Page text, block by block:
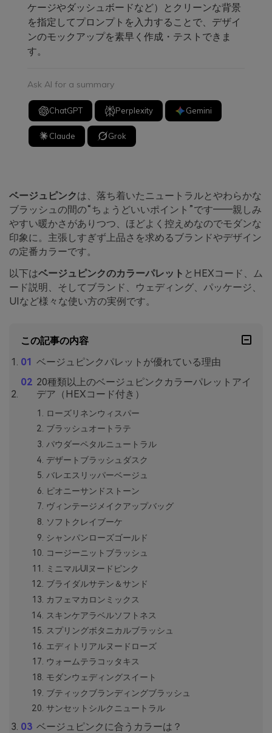
ケージやダッシュボードなど）とクリーンな背景
を指定してプロンプトを入力することで、デザイ
ンのモックアップを素早く作成・テストできま
す。
Ask AI for a summary
ChatGPT Perplexity Gemini
Claude Grok
ベージュピンクは、落ち着いたニュートラルとやわらかな
ブラッシュの間の“ちょうどいいポイント”です――親しみ
やすい暖かさがありつつ、ほどよく控えめなのでモダンな
印象に。主張しすぎず上品さを求めるブランドやデザイン
の定番カラーです。
以下はベージュピンクのカラーパレット とHEXコード、ム
ード説明、そしてブランド、ウェディング、パッケージ、
UIなど様々な使い方の実例です。
この記事の内容
ベージュピンクパレットが優れている理由
20種類以上のベージュピンクカラーパレットアイ
デア（HEXコード付き）
ローズリネンウィスパー
ブラッシュオートラテ
パウダーペタルニュートラル
デザートブラッシュダスク
バレエスリッパーベージュ
ピオニーサンドストーン
ヴィンテージメイクアップバッグ
ソフトクレイブーケ
シャンパンローズゴールド
コージーニットブラッシュ
ミニマルUIヌードピンク
ブライダルサテン＆サンド
カフェマカロンミックス
スキンケアラベルソフトネス
スプリングボタニカルブラッシュ
エディトリアルヌードローズ
ウォームテラコッタキス
モダンウェディングスイート
ブティックブランディングブラッシュ
サンセットシルクニュートラル
ベージュピンクに合うカラーは？